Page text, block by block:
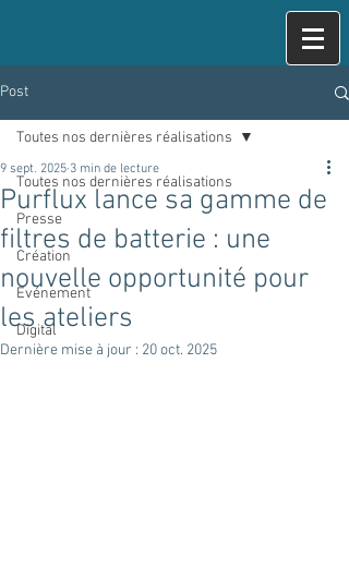
Post
Toutes nos dernières réalisations
Presse
Création
Evénement
Digital
Toutes nos dernières réalisations
Purflux lance sa gamme de
filtres de batterie : une
nouvelle opportunité pour
les ateliers
9 sept. 2025 3 min de lecture
Dernière mise à jour : 20 oct. 2025